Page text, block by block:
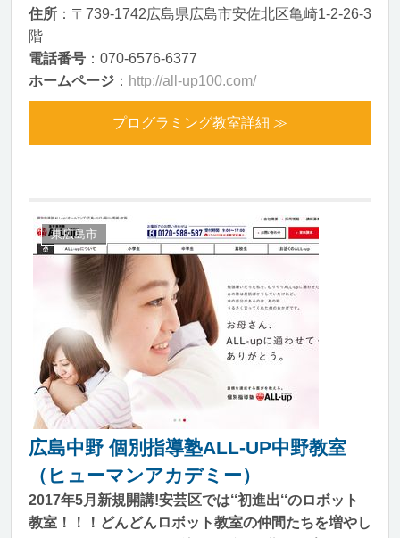
住所 ：〒739-1742広島県広島市安佐北区亀崎1-2-26-3
階
電話番号 ：070-6576-6377
ホームページ ： http://all-up100.com/
プログラミング教室詳細 ≫
東広島市
広島中野 個別指導塾ALL-UP中野教室
（ヒューマンアカデミー）
2017年5月新規開講!安芸区では‘‘初進出‘‘のロボット
教室！！！どんどんロボット教室の仲間たちを増やし